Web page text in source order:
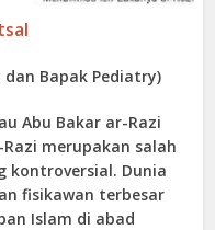
Bapak Pediatry)
Abu Bakar ar-Razi
merupakan salah
kontroversial. Dunia
fisikawan terbesar
Islam di abad